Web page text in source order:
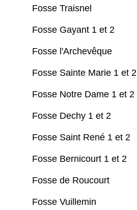
Fosse Traisnel
Fosse Gayant 1 et 2
Fosse l'Archevêque
Fosse Sainte Marie 1 et 2
Fosse Notre Dame 1 et 2
Fosse Dechy 1 et 2
Fosse Saint René 1 et 2
Fosse Bernicourt 1 et 2
Fosse de Roucourt
Fosse Vuillemin